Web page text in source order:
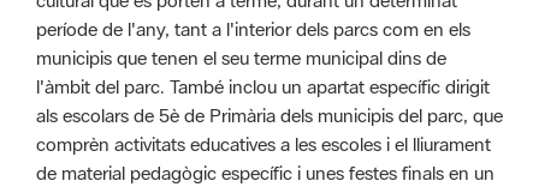
període de l'any, tant a l'interior dels parcs com en els
municipis que tenen el seu terme municipal dins de
l'àmbit del parc. També inclou un apartat específic dirigit
als escolars de 5è de Primària dels municipis del parc, que
comprèn activitats educatives a les escoles i el lliurament
de material pedagògic específic i unes festes finals en un